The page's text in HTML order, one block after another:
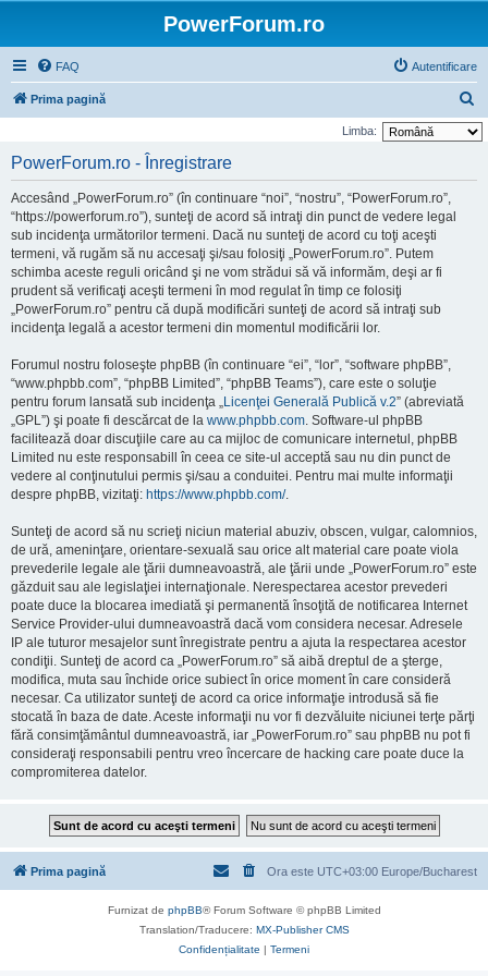
PowerForum.ro
FAQ Autentificare
Prima pagină
ă
Limba:
PowerForum.ro - Înregistrare
Accesând „PowerForum.ro” (în continuare “noi”, “nostru”, “PowerForum.ro”,
“https://powerforum.ro”), sunteţi de acord să intraţi din punct de vedere legal
sub incidenţa următorilor termeni. Dacă nu sunteţi de acord cu toţi aceşti
termeni, vă rugăm să nu accesaţi şi/sau folosiţi „PowerForum.ro”. Putem
schimba aceste reguli oricând şi ne vom strădui să vă informăm, deşi ar fi
prudent să verificaţi aceşti termeni în mod regulat în timp ce folosiţi
„PowerForum.ro” pentru că după modificări sunteţi de acord să intraţi sub
incidenţa legală a acestor termeni din momentul modificării lor.
Forumul nostru foloseşte phpBB (în continuare “ei”, “lor”, “software phpBB”,
“www.phpbb.com”, “phpBB Limited”, “phpBB Teams”), care este o soluţie
pentru forum lansată sub incidenţa „Licenţei Generală Publică v.2” (abreviată
„GPL”) şi poate fi descărcat de la www.phpbb.com. Software-ul phpBB
facilitează doar discuţiile care au ca mijloc de comunicare internetul, phpBB
Limited nu este responsabill în ceea ce site-ul acceptă sau nu din punct de
vedere al conţinutului permis şi/sau a conduitei. Pentru mai multe informaţii
despre phpBB, vizitaţi: https://www.phpbb.com/.
Sunteţi de acord să nu scrieţi niciun material abuziv, obscen, vulgar, calomnios,
de ură, ameninţare, orientare-sexuală sau orice alt material care poate viola
prevederile legale ale ţării dumneavoastră, ale ţării unde „PowerForum.ro” este
găzduit sau ale legislaţiei internaţionale. Nerespectarea acestor prevederi
poate duce la blocarea imediată şi permanentă însoţită de notificarea Internet
Service Provider-ului dumneavoastră dacă vom considera necesar. Adresele
IP ale tuturor mesajelor sunt înregistrate pentru a ajuta la respectarea acestor
condiţii. Sunteţi de acord ca „PowerForum.ro” să aibă dreptul de a şterge,
modifica, muta sau închide orice subiect în orice moment în care consideră
necesar. Ca utilizator sunteţi de acord ca orice informaţie introdusă să fie
stocată în baza de date. Aceste informaţii nu vor fi dezvăluite niciunei terţe părţi
fără consimţământul dumneavoastră, iar „PowerForum.ro” sau phpBB nu pot fi
consideraţi responsabili pentru vreo încercare de hacking care poate duce la
compromiterea datelor.
Prima pagină Ora este UTC+03:00 Europe/Bucharest
Furnizat de phpBB® Forum Software © phpBB Limited
Translation/Traducere: MX-Publisher CMS
Confidențialitate | Termeni